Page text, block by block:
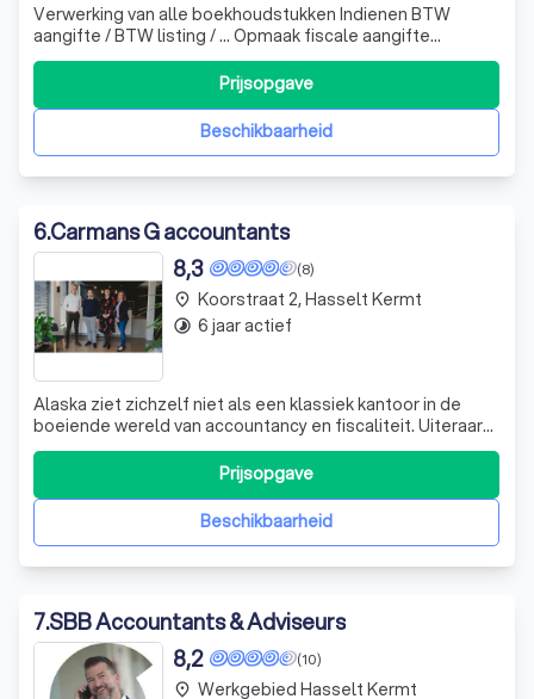
Verwerking van alle boekhoudstukken Indienen BTW
aangifte / BTW listing / ... Opmaak fiscale aangifte
Neerleggen van de jaarrekening Verdediging van de
boekhouding bij fiscale controle Adviezen voor de
organisatie van de boekhouding Opstellen financieel plan
Opstellen financiële en fiscale prognoses
Beschikbaarheid
Prijsopgave
6.Carmans G accountants
(8)
8,3
Alaska ziet zichzelf niet als een klassiek kantoor in de
boeiende wereld van accountancy en fiscaliteit. Uiteraard
zijn vakexpertise, klantgerichtheid en professionalisme
ook voor ons uitgangspunten. Op kwaliteit boet je immers
nooit in. Alleen combineert Alaska haar sterke
professionalisme met eBeschikbaarheid
Prijsopgave
place Koorstraat 2, Hasselt Kermt
timelapse 6 jaar actief
7.SBB Accountants & Adviseurs
(10)
8,2
place Werkgebied Hasselt Kermt